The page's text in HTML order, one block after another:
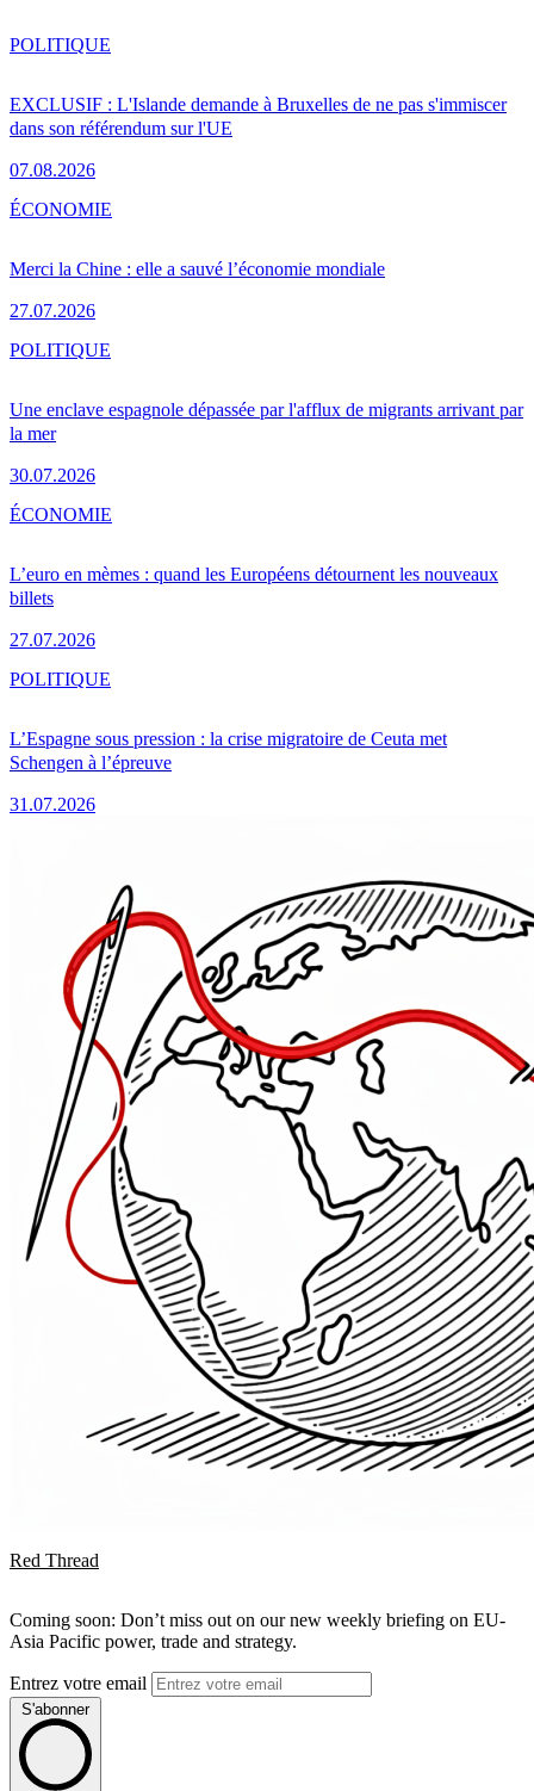
EXCLUSIF : L'Islande demande à Bruxelles de ne pas s'immiscer
dans son référendum sur l'UE
07.08.2026
POLITIQUE
Merci la Chine : elle a sauvé l’économie mondiale
27.07.2026
ÉCONOMIE
Une enclave espagnole dépassée par l'afflux de migrants arrivant par
la mer
30.07.2026
POLITIQUE
L’euro en mèmes : quand les Européens détournent les nouveaux
billets
27.07.2026
ÉCONOMIE
L’Espagne sous pression : la crise migratoire de Ceuta met
Schengen à l’épreuve
31.07.2026
POLITIQUE
Red Thread
Coming soon: Don’t miss out on our new weekly briefing on EU-
Asia Pacific power, trade and strategy.
Entrez votre email
S'abonner